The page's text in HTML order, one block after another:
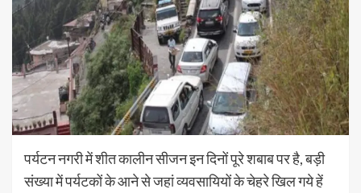
पर्यटन नगरी में शीत कालीन सीजन इन दिनों पूरे शबाब पर है, बड़ी
संख्या में पर्यटकों के आने से जहां व्यवसायियों के चेहरे खिल गये हें